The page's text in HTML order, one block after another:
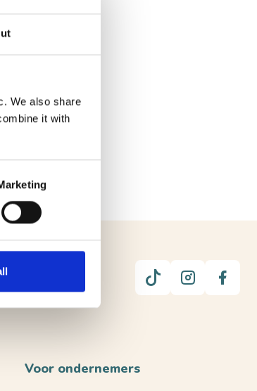
We also share
it with
Voor ondernemers